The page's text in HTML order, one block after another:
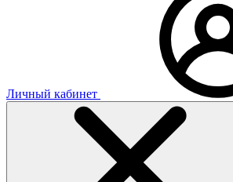
Личный кабинет